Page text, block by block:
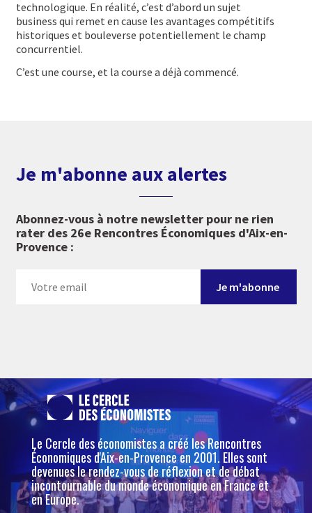
technologique. En réalité, c’est d’abord un sujet
business qui remet en cause les avantages compétitifs
historiques et bouleverse potentiellement le champ
concurrentiel.
C’est une course, et la course a déjà commencé.
Je m'abonne aux alertes
Abonnez-vous à notre newsletter pour ne rien
rater des 26e Rencontres Économiques d'Aix-en-
Provence :
Le Cercle des économistes a créé les Rencontres
Économiques d'Aix-en-Provence en 2001. Elles sont
devenues le rendez-vous de réflexion et de débat
incontournable du monde économique en France et
en Europe.